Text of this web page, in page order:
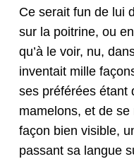
Ce serait fun de lui
sur la poitrine, ou
qu’à le voir, nu,
inven­tait mille
ses préférées étant
mamel­ons, et de se
façon bien vis­i­ble,
pas­sant sa langue